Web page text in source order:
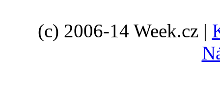
(c) 2006-14 Week.cz |